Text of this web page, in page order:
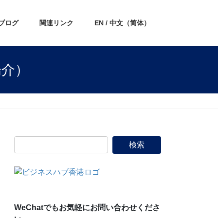
ログ 関連リンク EN / 中文（简体）
）
WeChatでもお気軽にお問い合わせくださ